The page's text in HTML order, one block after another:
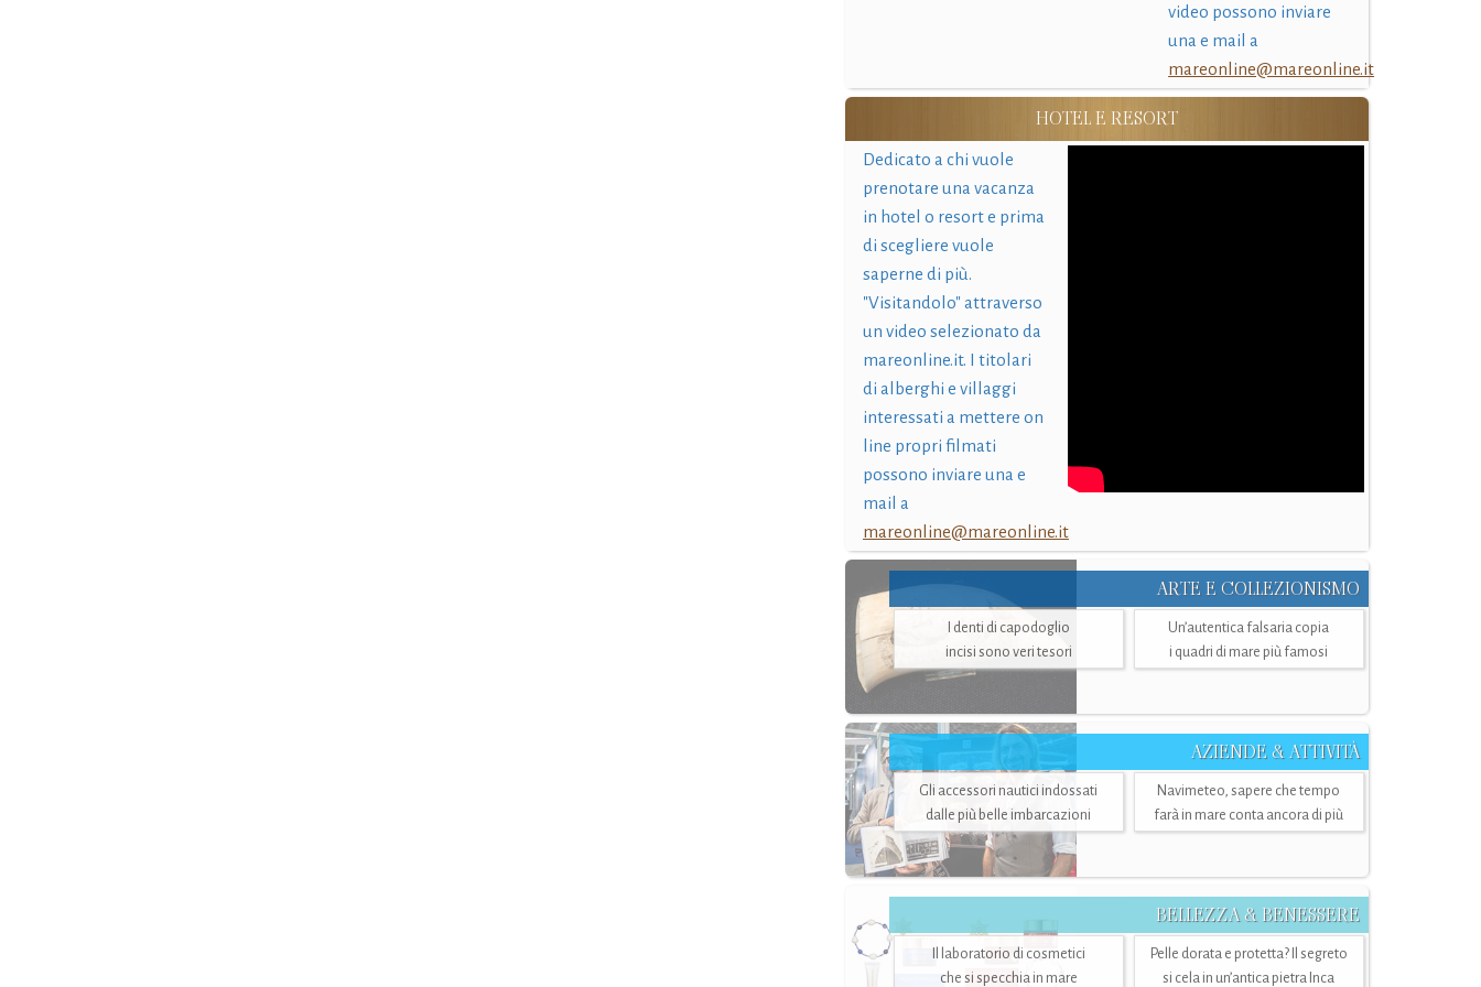
video possono inviare
una e mail a
mareonline@mareonline.it
HOTEL E RESORT
Dedicato a chi vuole
prenotare una vacanza
in hotel o resort e prima
di scegliere vuole
saperne di più.
"Visitandolo" attraverso
un video selezionato da
mareonline.it. I titolari
di alberghi e villaggi
interessati a mettere on
line propri filmati
possono inviare una e
mail a
mareonline@mareonline.it
ARTE E COLLEZIONISMO
I denti di capodoglio
incisi sono veri tesori
Un’autentica falsaria copia
i quadri di mare più famosi
AZIENDE & ATTIVITÀ
Gli accessori nautici indossati
dalle più belle imbarcazioni
Navimeteo, sapere che tempo
farà in mare conta ancora di più
BELLEZZA & BENESSERE
Il laboratorio di cosmetici
che si specchia in mare
Pelle dorata e protetta? Il segreto
si cela in un’antica pietra Inca